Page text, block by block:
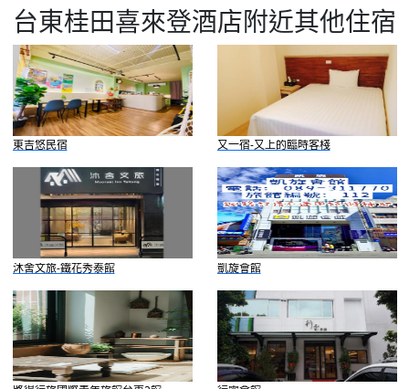
台東桂田喜來登酒店附近其他住宿
東吉悠民宿 又一宿-又上的臨時客棧
沐舍文旅-鐵花秀泰館 凱旋會館